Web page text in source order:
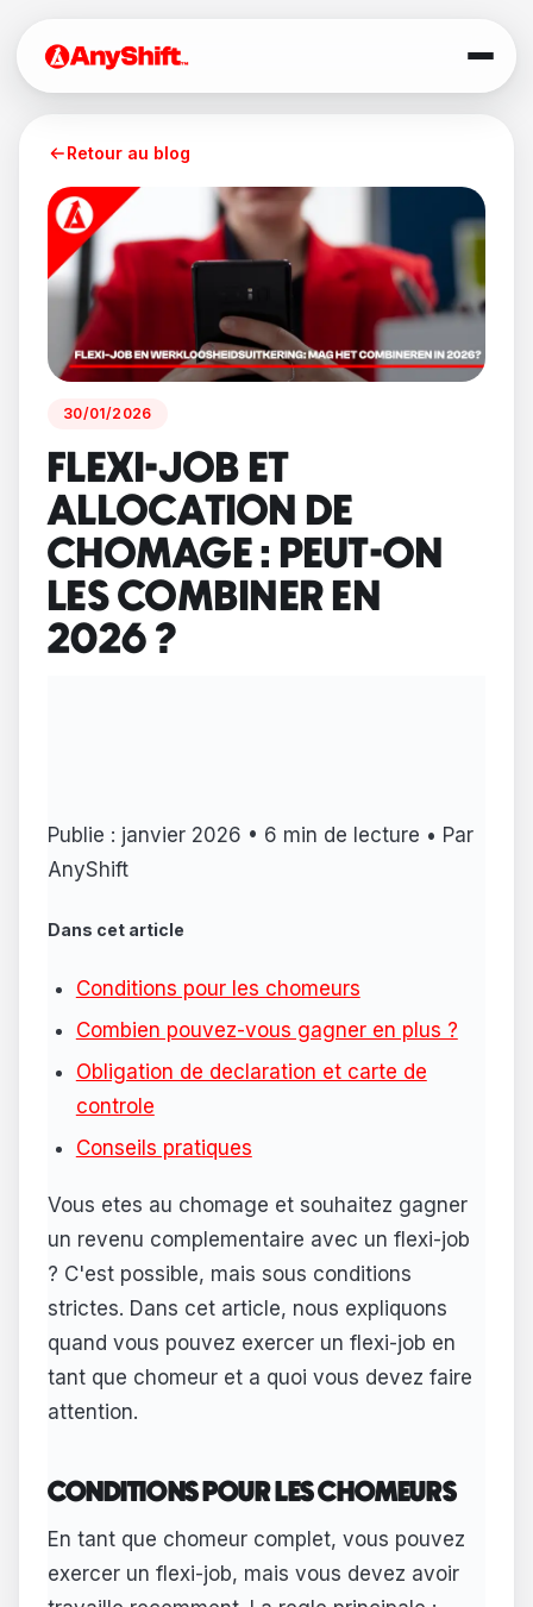
Retour au blog
30/01/2026
FLEXI-JOB ET
ALLOCATION DE
CHOMAGE : PEUT-ON
LES COMBINER EN
2026 ?
Publie : janvier 2026 • 6 min de lecture • Par
AnyShift
Dans cet article
Conditions pour les chomeurs
Combien pouvez-vous gagner en plus ?
Obligation de declaration et carte de
controle
Conseils pratiques
Vous etes au chomage et souhaitez gagner
un revenu complementaire avec un flexi-job
? C'est possible, mais sous conditions
strictes. Dans cet article, nous expliquons
quand vous pouvez exercer un flexi-job en
tant que chomeur et a quoi vous devez faire
attention.
CONDITIONS POUR LES CHOMEURS
En tant que chomeur complet, vous pouvez
exercer un flexi-job, mais vous devez avoir